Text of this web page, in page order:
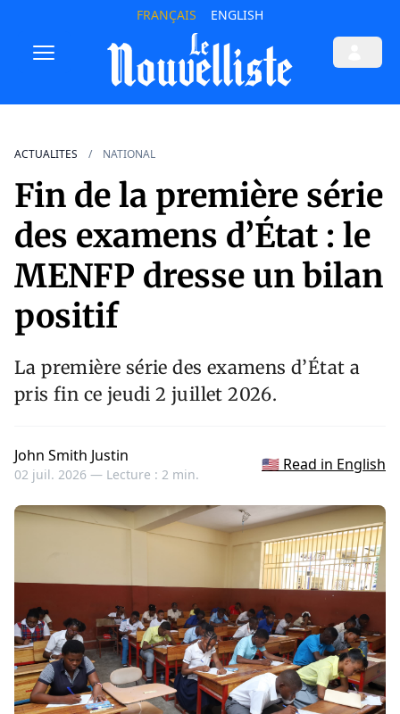
FRANÇAIS ENGLISH
ACTUALITES NATIONAL
Fin de la première série
des examens d’État : le
MENFP dresse un bilan
positif
La première série des examens d’État a
pris fin ce jeudi 2 juillet 2026.
John Smith Justin
02 juil. 2026 — Lecture : 2 min.
🇺🇸 Read in English